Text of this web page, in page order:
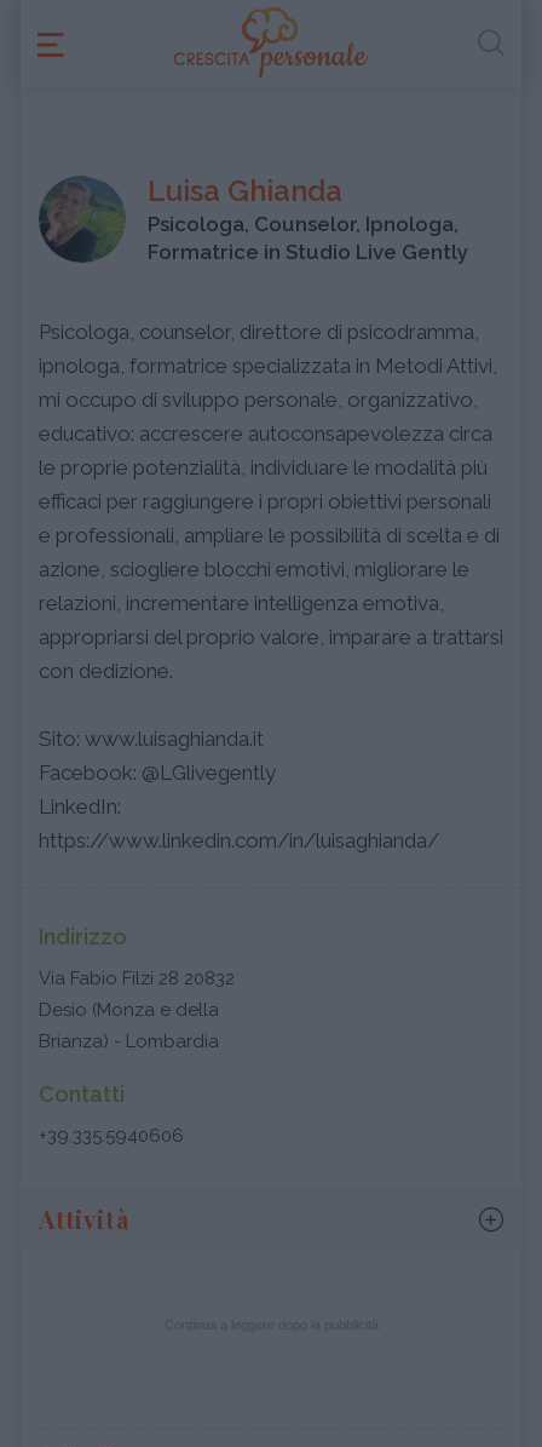
Luisa Ghianda
Psicologa, Counselor, Ipnologa,
Formatrice in Studio Live Gently
Psicologa, counselor, direttore di psicodramma,
ipnologa, formatrice specializzata in Metodi Attivi,
mi occupo di sviluppo personale, organizzativo,
educativo: accrescere autoconsapevolezza circa
le proprie potenzialità, individuare le modalità più
efficaci per raggiungere i propri obiettivi personali
e professionali, ampliare le possibilità di scelta e di
azione, sciogliere blocchi emotivi, migliorare le
relazioni, incrementare intelligenza emotiva,
appropriarsi del proprio valore, imparare a trattarsi
con dedizione.
Sito: www.luisaghianda.it
Facebook: @LGlivegently
LinkedIn:
https://www.linkedin.com/in/luisaghianda/
Indirizzo
Via Fabio Filzi 28 20832
Desio (Monza e della
Brianza) - Lombardia
Contatti
+39.335.5940606
Attività